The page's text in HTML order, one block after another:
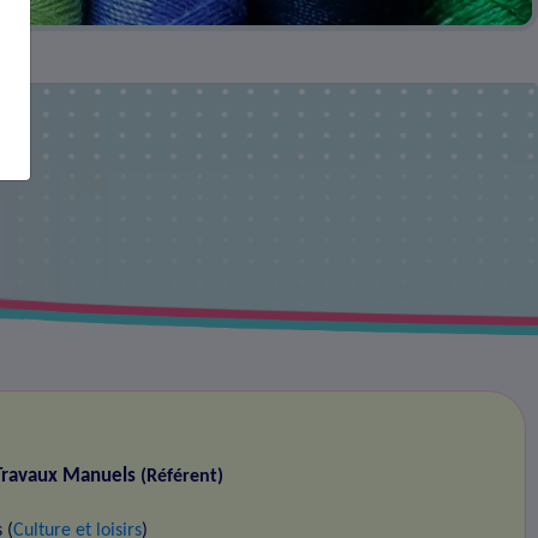
Manuels (Référent)
(Culture et loisirs)